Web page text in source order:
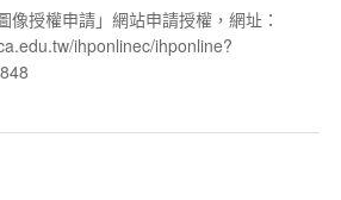
像授權申請」網站申請授權，網址：
ihponlinec/ihponline?